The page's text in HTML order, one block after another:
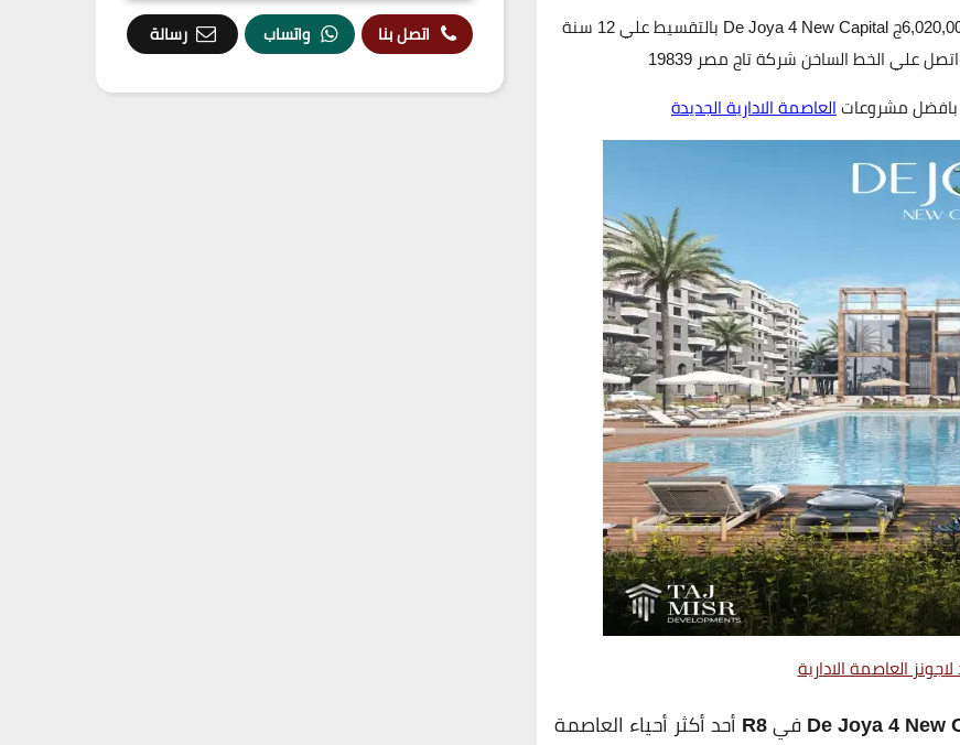
اسعار شقق كمبوند دي جويا 4 العاصمة الادارية تبدا من 6,020,000ج De Joya 4 New Capital بالتقسيط علي 12 سنة
علي الخط الساخن شركة تاج مصر 19839
بافضل مشروعاتالعاصمة الادارية الجديدة
العاصمة الادارية
De Joya 4 NewفيR8 أحد أكثر أحياء العاصمة
اتصل بنا واتساب رسالة